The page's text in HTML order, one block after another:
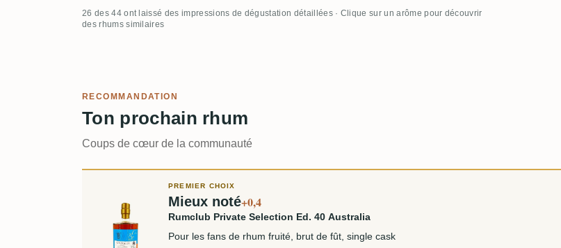
26 des 44 ont laissé des impressions de dégustation détaillées · Clique sur un arôme pour découvrir
des rhums similaires
RECOMMANDATION
Ton prochain rhum
Coups de cœur de la communauté
PREMIER CHOIX
Mieux noté+0,4
Rumclub Private Selection Ed. 40 Australia
Pour les fans de rhum fruité, brut de fût, single cask